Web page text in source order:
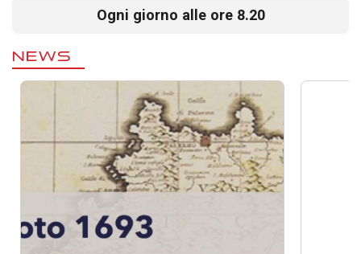
Ogni giorno alle ore 8.20
NEWS